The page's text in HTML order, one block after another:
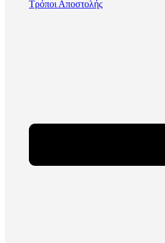
Τρόποι Αποστολής